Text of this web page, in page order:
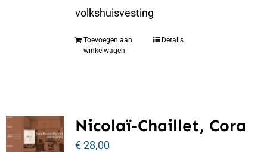
volkshuisvesting
Toevoegen aan
winkelwagen
Details
Nicolaï-Chaillet, Cora
€28,00